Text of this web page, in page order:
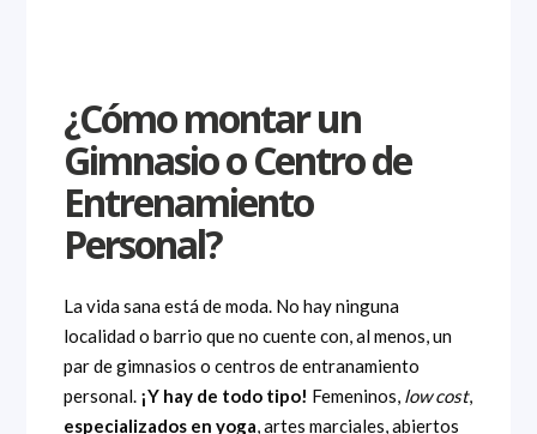
¿Cómo montar un
Gimnasio o Centro de
Entrenamiento
Personal?
La vida sana está de moda. No hay ninguna
localidad o barrio que no cuente con, al menos, un
par de gimnasios o centros de entranamiento
personal. ¡Y hay de todo tipo! Femeninos, low cost,
especializados en yoga, artes marciales, abiertos